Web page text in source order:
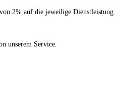
2% auf die jeweilige Dienstleistung.
unserem Service.